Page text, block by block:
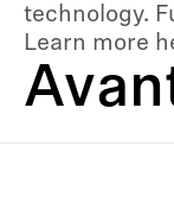
technology.
Learn more